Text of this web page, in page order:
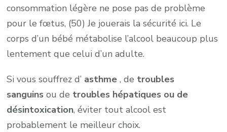
consommation légère ne pose pas de problème
pour le fœtus, (50) Je jouerais la sécurité ici. Le
corps d’un bébé métabolise l’alcool beaucoup plus
lentement que celui d’un adulte.
Si vous souffrez d’ asthme , de troubles
sanguins ou de troubles hépatiques ou de
désintoxication, éviter tout alcool est
probablement le meilleur choix.